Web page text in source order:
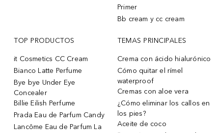
Primer
Bb cream y cc cream
TOP PRODUCTOS
it Cosmetics CC Cream
Bianco Latte Perfume
Bye bye Under Eye
Concealer
Billie Eilish Perfume
Prada Eau de Parfum Candy
Lancôme Eau de Parfum La
TEMAS PRINCIPALES
Crema con ácido hialurónico
Cómo quitar el rímel
waterproof
Cremas con aloe vera
¿Cómo eliminar los callos en
los pies?
Aceite de coco